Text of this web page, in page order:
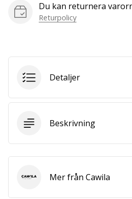
like
us
Ambassador.
Visa
alla
Du kan returnera
Returpolicy
Detaljer
Beskrivning
CawilaMer från Cawila